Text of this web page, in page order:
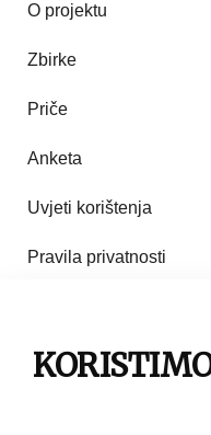
O projektu
Zbirke
Priče
Anketa
Uvjeti korištenja
Pravila privatnosti
Pravila korištenja